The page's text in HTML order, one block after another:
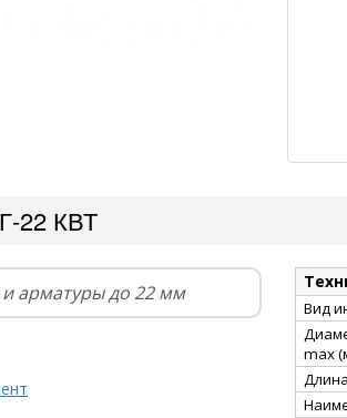
22 КВТ
арматуры до 22 мм
Вид
max